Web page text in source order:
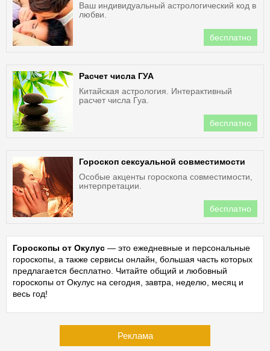
Ваш индивидуальный астрологический код в
любви.
бесплатно
Расчет числа ГУА
Китайская астрология. Интерактивный
расчет числа Гуа.
бесплатно
Гороскоп сексуальной совместимости
Особые акценты гороскопа совместимости,
интерпретации.
бесплатно
Гороскопы от Окулус — это ежедневные и персональные
гороскопы, а также сервисы онлайн, большая часть которых
предлагается бесплатно. Читайте общий и любовный
гороскопы от Окулус на сегодня, завтра, неделю, месяц и
весь год!
Реклама